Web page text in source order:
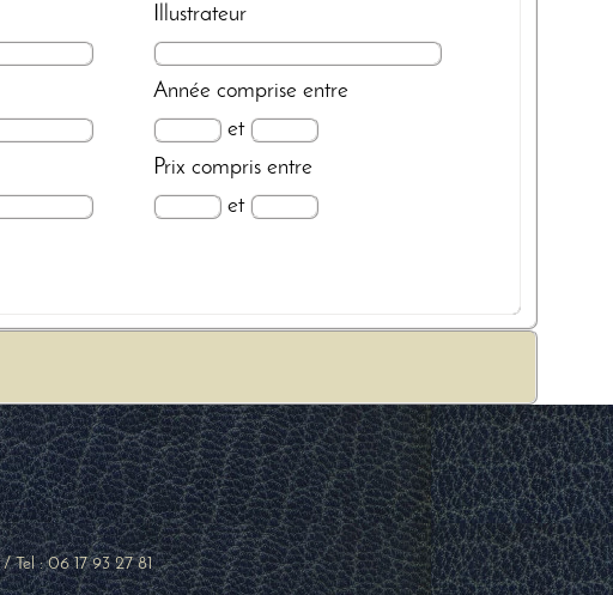
Illustrateur
Année comprise entre
et
Prix compris entre
et
/ Tel :06 17 93 27 81